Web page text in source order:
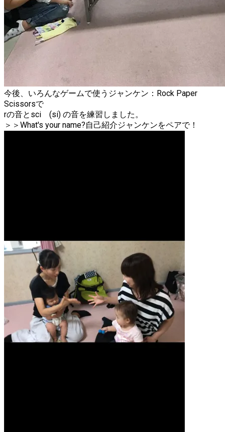
今後、いろんなゲームで使うジャンケン：Rock Paper
Scissorsで
rの音とsci (si) の音を練習しました。
​＞＞What's your name?自己紹介ジャンケンをペアで！